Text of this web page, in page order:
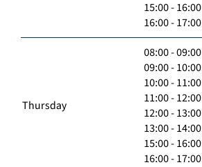
15:00 - 16:00
16:00 - 17:00
Thursday
08:00 - 09:00
09:00 - 10:00
10:00 - 11:00
11:00 - 12:00
12:00 - 13:00
13:00 - 14:00
15:00 - 16:00
16:00 - 17:00